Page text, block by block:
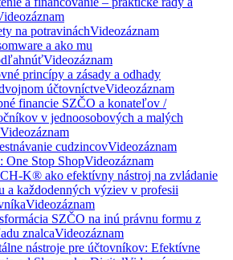
na potravináchVideozáznam
a ako mu
Videozáznam
princípy a zásady a odhady
účtovníctveVideozáznam
financie SZČO a konateľov /
v jednoosobových a malých
Videozáznam
cudzincovVideozáznam
One Stop ShopVideozáznam
K® ako efektívny nástroj na zvládanie
a každodenných výziev v profesii
Videozáznam
SZČO na inú právnu formu z
znalcaVideozáznam
nástroje pre účtovníkov: Efektívne